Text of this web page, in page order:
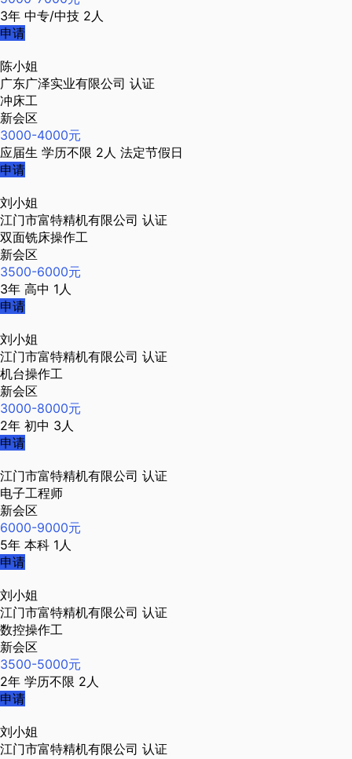
3年 中专/中技 2人
申请
陈小姐
广东广泽实业有限公司 认证
冲床工
新会区
3000-4000元
应届生 学历不限 2人 法定节假日
申请
刘小姐
江门市富特精机有限公司 认证
双面铣床操作工
新会区
3500-6000元
3年 高中 1人
申请
刘小姐
江门市富特精机有限公司 认证
机台操作工
新会区
3000-8000元
2年 初中 3人
申请
江门市富特精机有限公司 认证
电子工程师
新会区
6000-9000元
5年 本科 1人
申请
刘小姐
江门市富特精机有限公司 认证
数控操作工
新会区
3500-5000元
2年 学历不限 2人
申请
刘小姐
江门市富特精机有限公司 认证